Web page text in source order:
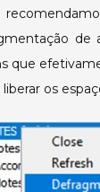
de
que
os